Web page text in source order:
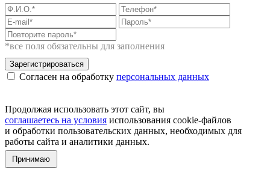
*все поля обязательны для заполнения
Зарегистрироваться
Согласен на обработку персональных данных
Продолжая использовать этот сайт, вы
соглашаетесь на условия использования cookie-файлов
и обработки пользовательских данных, необходимых для
работы сайта и аналитики данных.
Принимаю